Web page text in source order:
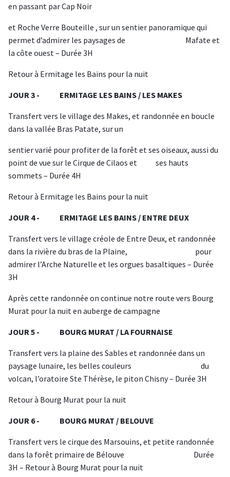
en passant par Cap Noir
et Roche Verre Bouteille , sur un sentier panoramique qui
permet d’admirer les paysages de Mafate et
la côte ouest – Durée 3H
Retour à Ermitage les Bains pour la nuit
JOUR 3 - ERMITAGE LES BAINS / LES MAKES
Transfert vers le village des Makes, et randonnée en boucle
dans la vallée Bras Patate, sur un
sentier varié pour profiter de la forêt et ses oiseaux, aussi du
point de vue sur le Cirque de Cilaos et ses hauts
sommets – Durée 4H
Retour à Ermitage les Bains pour la nuit
JOUR 4 - ERMITAGE LES BAINS / ENTRE DEUX
Transfert vers le village créole de Entre Deux, et randonnée
dans la rivière du bras de la Plaine, pour
admirer l’Arche Naturelle et les orgues basaltiques – Durée
3H
Après cette randonnée on continue notre route vers Bourg
Murat pour la nuit en auberge de campagne
JOUR 5 - BOURG MURAT / LA FOURNAISE
Transfert vers la plaine des Sables et randonnée dans un
paysage lunaire, les belles couleurs du
volcan, l’oratoire Ste Thérèse, le piton Chisny – Durée 3H
Retour à Bourg Murat pour la nuit
JOUR 6 - BOURG MURAT / BELOUVE
Transfert vers le cirque des Marsouins, et petite randonnée
dans la forêt primaire de Bélouve Durée
3H – Retour à Bourg Murat pour la nuit